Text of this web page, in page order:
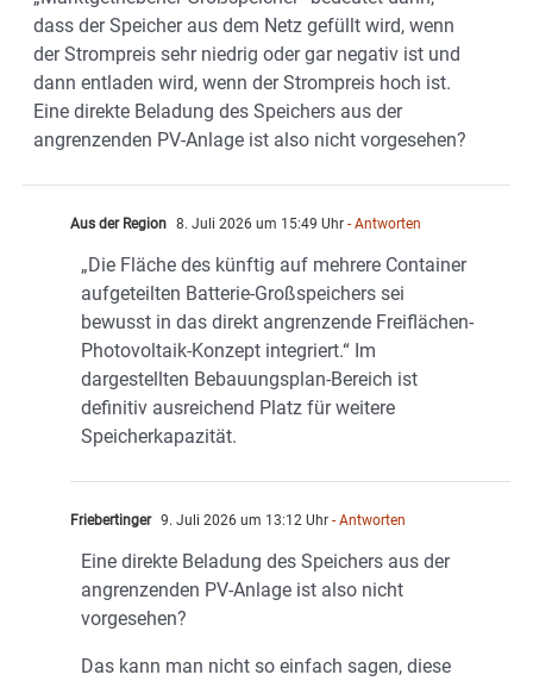
dass der Speicher aus dem Netz gefüllt wird, wenn
der Strompreis sehr niedrig oder gar negativ ist und
dann entladen wird, wenn der Strompreis hoch ist.
Eine direkte Beladung des Speichers aus der
angrenzenden PV-Anlage ist also nicht vorgesehen?
Aus der Region 8. Juli 2026 um 15:49 Uhr - Antworten
„Die Fläche des künftig auf mehrere Container
aufgeteilten Batterie-Großspeichers sei
bewusst in das direkt angrenzende Freiflächen-
Photovoltaik-Konzept integriert.“ Im
dargestellten Bebauungsplan-Bereich ist
definitiv ausreichend Platz für weitere
Speicherkapazität.
Friebertinger 9. Juli 2026 um 13:12 Uhr - Antworten
Eine direkte Beladung des Speichers aus der
angrenzenden PV-Anlage ist also nicht
vorgesehen?
Das kann man nicht so einfach sagen, diese